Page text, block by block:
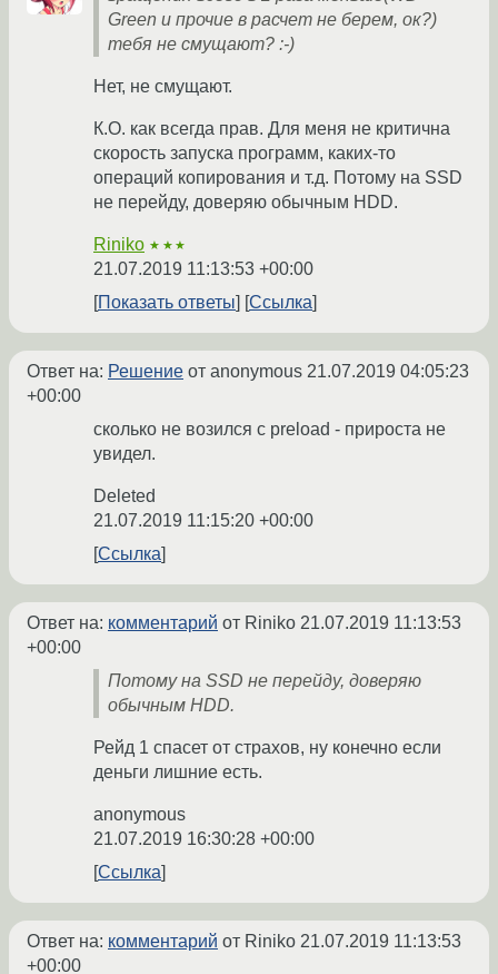
Green и прочие в расчет не берем, ок?)
тебя не смущают? :-)
Нет, не смущают.
К.О. как всегда прав. Для меня не критична
скорость запуска программ, каких-то
операций копирования и т.д. Потому на SSD
не перейду, доверяю обычным HDD.
Riniko ★★★
21.07.2019 11:13:53 +00:00
Показать ответы
Ссылка
Ответ на: Решение от anonymous 21.07.2019 04:05:23
+00:00
сколько не возился с preload - прироста не
увидел.
Deleted
21.07.2019 11:15:20 +00:00
Ссылка
Ответ на: комментарий от Riniko 21.07.2019 11:13:53
+00:00
Потому на SSD не перейду, доверяю
обычным HDD.
Рейд 1 спасет от страхов, ну конечно если
деньги лишние есть.
anonymous
21.07.2019 16:30:28 +00:00
Ссылка
Ответ на: комментарий от Riniko 21.07.2019 11:13:53
+00:00